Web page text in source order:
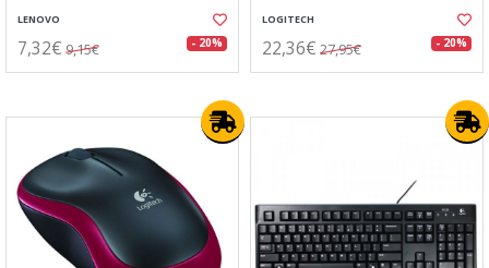
LENOVO
7,32€ 9,15€ - 20%
LOGITECH
22,36€ 27,95€ - 20%